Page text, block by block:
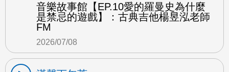
音樂故事館【EP.10愛的羅曼史為什麼
是禁忌的遊戲】：古典吉他楊昱泓老師
FM
2026/07/08